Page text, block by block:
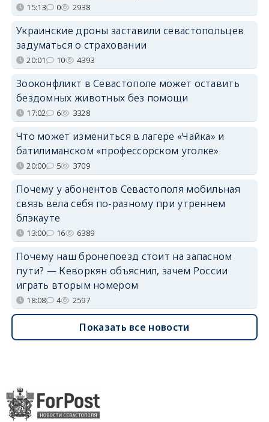
15:13 0 2938
Украинские дроны заставили севастопольцев
задуматься о страховании
20:01 10 4393
Зооконфликт в Севастополе может оставить
бездомных животных без помощи
17:02 6 3328
Что может измениться в лагере «Чайка» и
батилиманском «профессорском уголке»
20:00 5 3709
Почему у абонентов Севастополя мобильная
связь вела себя по-разному при утреннем
блэкауте
13:00 16 6389
Почему наш бронепоезд стоит на запасном
пути? — Кеворкян объяснил, зачем России
играть вторым номером
18:08 4 2597
Показать все новости